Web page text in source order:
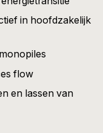
in hoofdzakelijk
flow
en lassen van